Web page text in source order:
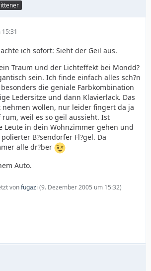
ich sofort: Sieht der Geil aus.
Traum und der Lichteffekt bei Mondd?
sein. Ich finde einfach alles sch?n
die geniale Farbkombination
Ledersitze und dann Klavierlack. Das
nehmen wollen, nur leider fingert da ja
weil es so geil aussieht. Ist
Leute in dein Wohnzimmer gehen und
B?sendorfer Fl?gel. Da
alle dr?ber
Auto.
vonfugazi (9. Dezember 2005 um 15:32)